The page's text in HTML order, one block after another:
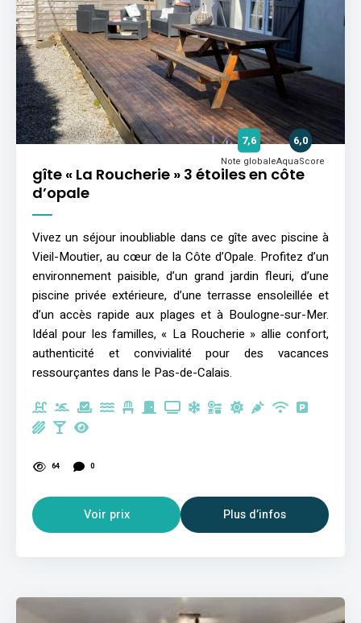
gîte « La Roucherie » 3 étoiles en côte
d’opale
7,6
Note globale
6,0
AquaScore
Vivez un séjour inoubliable dans ce gîte avec piscine à
Vieil-Moutier, au cœur de la Côte d’Opale. Profitez d’un
environnement paisible, d’un grand jardin fleuri, d’une
piscine privée extérieure, d’une terrasse ensoleillée et
d’un accès rapide aux plages et à Boulogne-sur-Mer.
Idéal pour les familles, « La Roucherie » allie confort,
authenticité et convivialité pour des vacances
ressourçantes dans le Pas-de-Calais.
64 0
Voir prix Plus d’infos